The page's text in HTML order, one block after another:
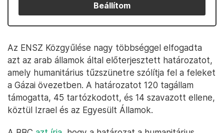
Beállítom
Az ENSZ Közgyűlése nagy többséggel elfogadta
azt az arab államok által előterjesztett határozatot,
amely humanitárius tűzszünetre szólítja fel a feleket
a Gázai övezetben. A határozatot 120 tagállam
támogatta, 45 tartózkodott, és 14 szavazott ellene,
köztül Izrael és az Egyesült Államok.